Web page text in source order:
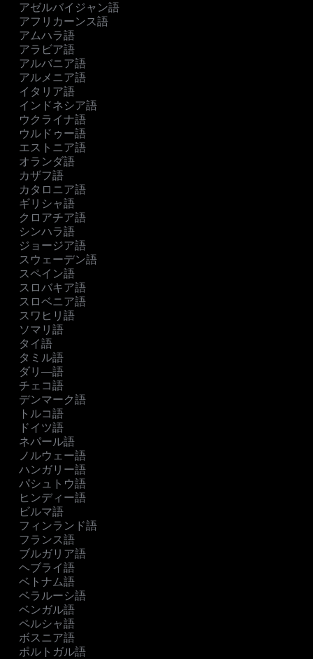
アゼルバイジャン語
アフリカーンス語
アムハラ語
アラビア語
アルバニア語
アルメニア語
イタリア語
インドネシア語
ウクライナ語
ウルドゥー語
エストニア語
オランダ語
カザフ語
カタロニア語
ギリシャ語
クロアチア語
シンハラ語
ジョージア語
スウェーデン語
スペイン語
スロバキア語
スロベニア語
スワヒリ語
ソマリ語
タイ語
タミル語
ダリ―語
チェコ語
デンマーク語
トルコ語
ドイツ語
ネパール語
ノルウェー語
ハンガリー語
パシュトウ語
ヒンディー語
ビルマ語
フィンランド語
フランス語
ブルガリア語
ヘブライ語
ベトナム語
ベラルーシ語
ベンガル語
ペルシャ語
ボスニア語
ポルトガル語